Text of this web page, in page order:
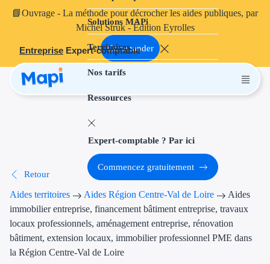
📘Ouvrage - La méthode pour décrocher les aides publiques, par
Michel Struk - Édition Eyrolles
Commander
Entreprise Expert-comptable
Solutions MAPi
Territoires
Nos tarifs
Ressources
Projets finançables
Aides à
Aides
Thématiques
Financement
Transition
Expert-comptable ? Par ici
Commencez gratuitement
Retour
Aides territoires Aides Région Centre-Val de Loire
Aides
immobilier entreprise, financement bâtiment entreprise, travaux
locaux professionnels, aménagement entreprise, rénovation
bâtiment, extension locaux, immobilier professionnel PME dans
la Région Centre-Val de Loire